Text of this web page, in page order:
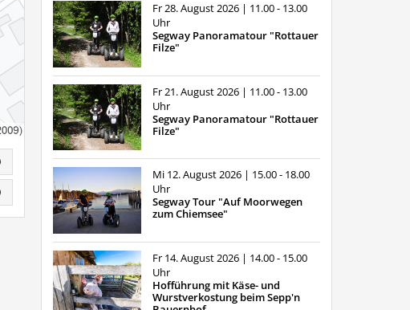
Fr 28. August 2026 | 11.00 - 13.00
Uhr
Segway Panoramatour "Rottauer
Filze"
Fr 21. August 2026 | 11.00 - 13.00
Uhr
Segway Panoramatour "Rottauer
Filze"
Mi 12. August 2026 | 15.00 - 18.00
Uhr
Segway Tour "Auf Moorwegen
zum Chiemsee"
Fr 14. August 2026 | 14.00 - 15.00
Uhr
Hofführung mit Käse- und
Wurstverkostung beim Sepp'n